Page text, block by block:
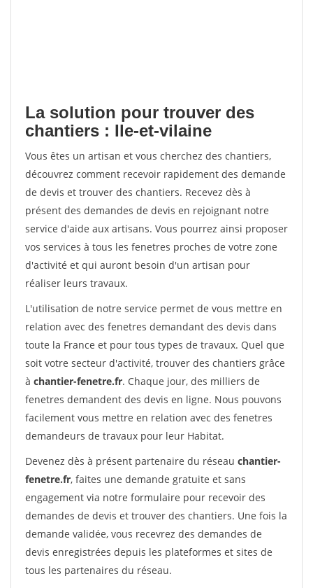
La solution pour trouver des
chantiers : Ile-et-vilaine
Vous êtes un artisan et vous cherchez des chantiers,
découvrez comment recevoir rapidement des demande
de devis et trouver des chantiers. Recevez dès à
présent des demandes de devis en rejoignant notre
service d'aide aux artisans. Vous pourrez ainsi proposer
vos services à tous les fenetres proches de votre zone
d'activité et qui auront besoin d'un artisan pour
réaliser leurs travaux.
L'utilisation de notre service permet de vous mettre en
relation avec des fenetres demandant des devis dans
toute la France et pour tous types de travaux. Quel que
soit votre secteur d'activité, trouver des chantiers grâce
à chantier-fenetre.fr. Chaque jour, des milliers de
fenetres demandent des devis en ligne. Nous pouvons
facilement vous mettre en relation avec des fenetres
demandeurs de travaux pour leur Habitat.
Devenez dès à présent partenaire du réseau chantier-
fenetre.fr, faites une demande gratuite et sans
engagement via notre formulaire pour recevoir des
demandes de devis et trouver des chantiers. Une fois la
demande validée, vous recevrez des demandes de
devis enregistrées depuis les plateformes et sites de
tous les partenaires du réseau.